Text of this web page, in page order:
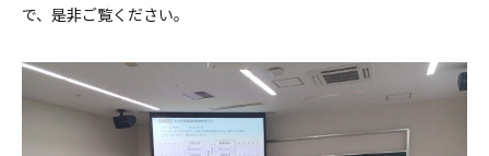
で、是非ご覧ください。